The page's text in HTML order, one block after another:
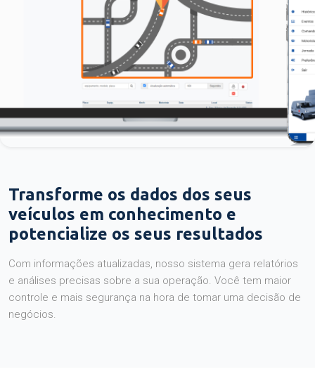
Transforme os dados dos seus
veículos em conhecimento e
potencialize os seus resultados
Com informações atualizadas, nosso sistema gera relatórios
e análises precisas sobre a sua operação. Você tem maior
controle e mais segurança na hora de tomar uma decisão de
negócios.